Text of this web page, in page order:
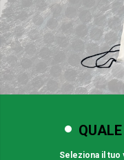
Seleziona il